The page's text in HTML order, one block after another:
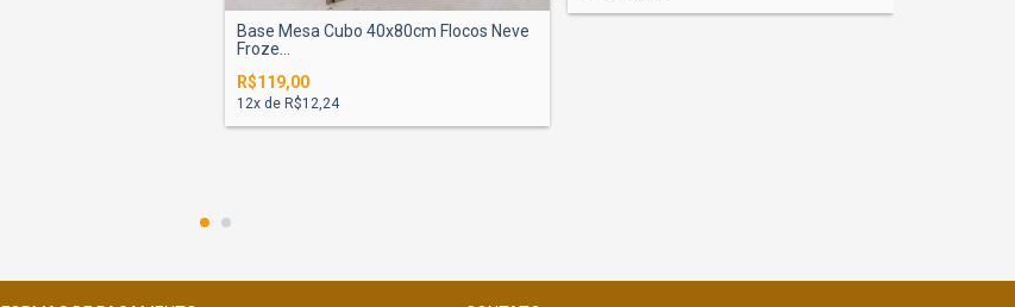
Base Mesa Cubo 40x80cm Flocos Neve
Froze...
R$119,00
12x de R$12,24